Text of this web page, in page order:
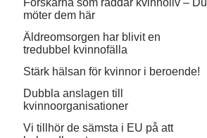
Forskarna som räddar kvinnoliv – Du
möter dem här
Äldreomsorgen har blivit en
tredubbel kvinnofälla
Stärk hälsan för kvinnor i beroende!
Dubbla anslagen till
kvinnoorganisationer
Vi tillhör de sämsta i EU på att